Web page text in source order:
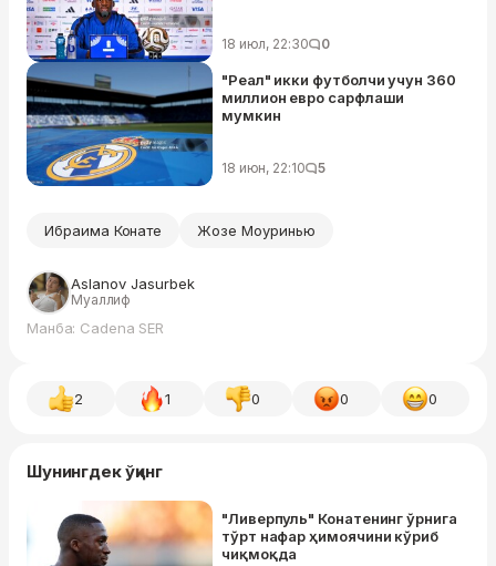
18 июл, 22:30 0
"Реал" икки футболчи учун 360
миллион евро сарфлаши
мумкин
18 июн, 22:10 5
Ибраима Конате Жозе Моуринью
Aslanov Jasurbek
Муаллиф
Манба: Cadena SER
2 1 0 0 0
Шунингдек ўқинг
"Ливерпуль" Конатенинг ўрнига
тўрт нафар ҳимоячини кўриб
чиқмоқда